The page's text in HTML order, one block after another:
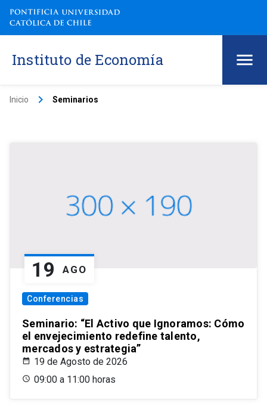
Instituto de Economía
Inicio keyboard_arrow_right Seminarios
19 AGO
Conferencias
Seminario: “El Activo que Ignoramos: Cómo
el envejecimiento redefine talento,
mercados y estrategia”
19 de Agosto de 2026
09:00 a 11:00 horas